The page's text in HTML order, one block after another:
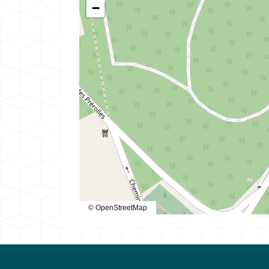
−
© OpenStreetMap